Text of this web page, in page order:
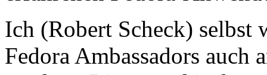
Ich (Robert Scheck) selbst
Fedora Ambassadors auch